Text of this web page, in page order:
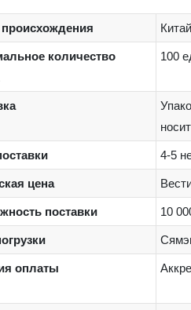
Китай
количество
100
4-5
цена
поставки 10
оплаты